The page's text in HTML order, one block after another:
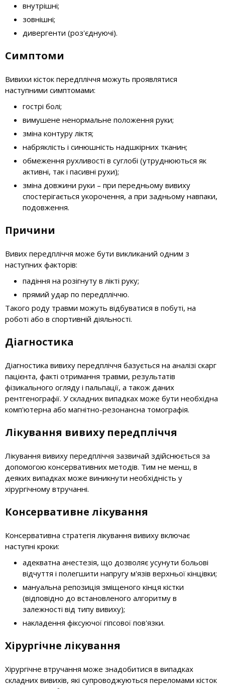
внутрішні;
зовнішні;
дивергенти (роз'єднуючі).
Симптоми
Вивихи кісток передпліччя можуть проявлятися
наступними симптомами:
гострі болі;
вимушене ненормальне положення руки;
зміна контуру ліктя;
набряклість і синюшність надшкірних тканин;
обмеження рухливості в суглобі (утруднюються як
активні, так і пасивні рухи);
зміна довжини руки – при передньому вивиху
спостерігається укорочення, а при задньому навпаки,
подовження.
Причини
Вивих передпліччя може бути викликаний одним з
наступних факторів:
падіння на розігнуту в лікті руку;
прямий удар по передпліччю.
Такого роду травми можуть відбуватися в побуті, на
роботі або в спортивній діяльності.
Діагностика
Діагностика вивиху передпліччя базується на аналізі скарг
пацієнта, факті отримання травми, результатів
фізикального огляду і пальпації, а також даних
рентгенографії. У складних випадках може бути необхідна
комп'ютерна або магнітно-резонансна томографія.
Лікування вивиху передпліччя
Лікування вивиху передпліччя зазвичай здійснюється за
допомогою консервативних методів. Тим не менш, в
деяких випадках може виникнути необхідність у
хірургічному втручанні.
Консервативне лікування
Консервативна стратегія лікування вивиху включає
наступні кроки:
адекватна анестезія, що дозволяє усунути больові
відчуття і полегшити напругу м'язів верхньої кінцівки;
мануальна репозиція зміщеного кінця кістки
(відповідно до встановленого алгоритму в
залежності від типу вивиху);
накладення фіксуючої гіпсової пов'язки.
Хірургічне лікування
Хірургічне втручання може знадобитися в випадках
складних вивихів, які супроводжуються переломами кісток